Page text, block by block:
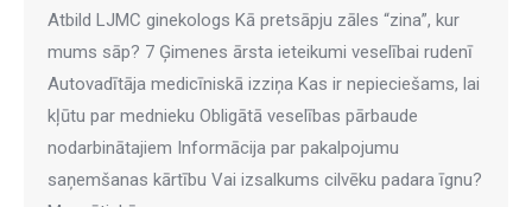
Atbild LJMC ginekologs Kā pretsāpju zāles “zina”, kur
mums sāp? 7 Ģimenes ārsta ieteikumi veselībai rudenī
Autovadītāja medicīniskā izziņa Kas ir nepieciešams, lai
kļūtu par mednieku Obligātā veselības pārbaude
nodarbinātajiem Informācija par pakalpojumu
saņemšanas kārtību Vai izsalkums cilvēku padara īgnu?